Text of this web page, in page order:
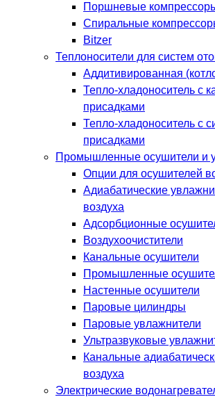
Поршневые
Спиральные
Bitzer
Теплоносители для систем
Аддитивированная
Тепло-хладоноситель с
присадками
Тепло-хладоноситель с
присадками
Промышленные осушители и
Опции для осушителей
Адиабатические
воздуха
Адсорбционные
Воздухоочистители
Канальные осушители
Промышленные
Настенные осушители
Паровые цилиндры
Паровые увлажнители
Ультразвуковые
Канальные
воздуха
Электрические